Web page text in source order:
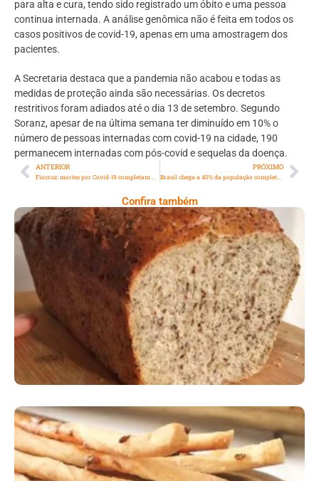
para alta e cura, tendo sido registrado um óbito e uma pessoa
continua internada. A análise genômica não é feita em todos os
casos positivos de covid-19, apenas em uma amostragem dos
pacientes.
A Secretaria destaca que a pandemia não acabou e todas as
medidas de proteção ainda são necessárias. Os decretos
restritivos foram adiados até o dia 13 de setembro. Segundo
Soranz, apesar de na última semana ter diminuído em 10% o
número de pessoas internadas com covid-19 na cidade, 190
permanecem internadas com pós-covid e sequelas da doença.
ANTERIOR PRÓXIMO
Brasil chega a 40% da população completamente vacinada contra covid-19
Confira também
Comer Bem: Pão Low Carb
Comer Bem: Palitinhos De Cebola E Salsa